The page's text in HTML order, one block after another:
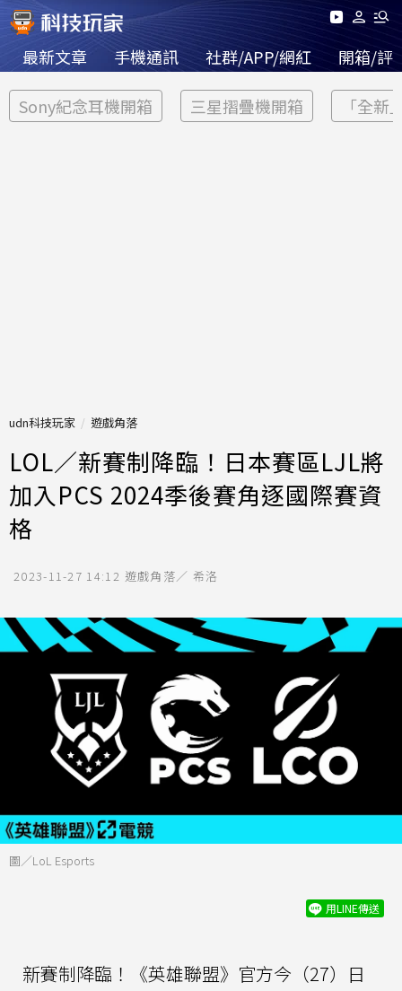
最新文章 手機通訊 社群/APP/網紅 開箱/評
Sony紀念耳機開箱 三星摺疊機開箱 「全新
udn科技玩家 遊戲角落
LOL／新賽制降臨！日本賽區LJL將
加入PCS 2024季後賽角逐國際賽資
格
2023-11-27 14:12 遊戲角落／ 希洛
圖／LoL Esports
用LINE傳送
新賽制降臨！《英雄聯盟》官方今（27）日